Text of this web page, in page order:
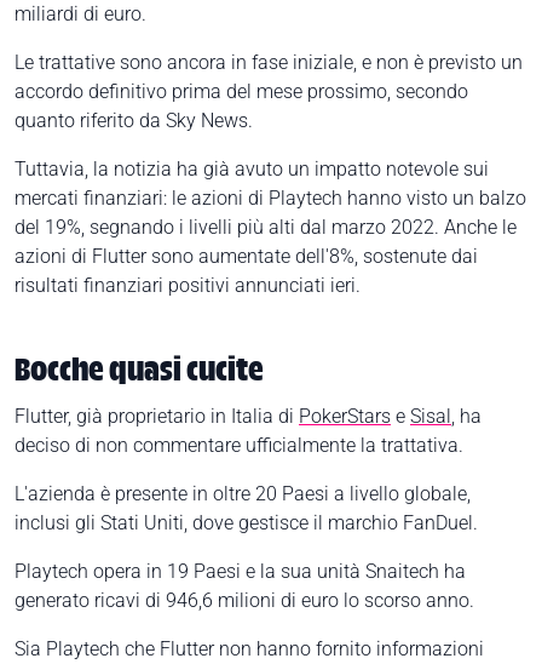
miliardi di euro.
Le trattative sono ancora in fase iniziale, e non è previsto un
accordo definitivo prima del mese prossimo, secondo
quanto riferito da Sky News.
Tuttavia, la notizia ha già avuto un impatto notevole sui
mercati finanziari: le azioni di Playtech hanno visto un balzo
del 19%, segnando i livelli più alti dal marzo 2022. Anche le
azioni di Flutter sono aumentate dell'8%, sostenute dai
risultati finanziari positivi annunciati ieri.
Bocche quasi cucite
Flutter, già proprietario in Italia di PokerStars e Sisal , ha
deciso di non commentare ufficialmente la trattativa.
L'azienda è presente in oltre 20 Paesi a livello globale,
inclusi gli Stati Uniti, dove gestisce il marchio FanDuel.
Playtech opera in 19 Paesi e la sua unità Snaitech ha
generato ricavi di 946,6 milioni di euro lo scorso anno.
Sia Playtech che Flutter non hanno fornito informazioni